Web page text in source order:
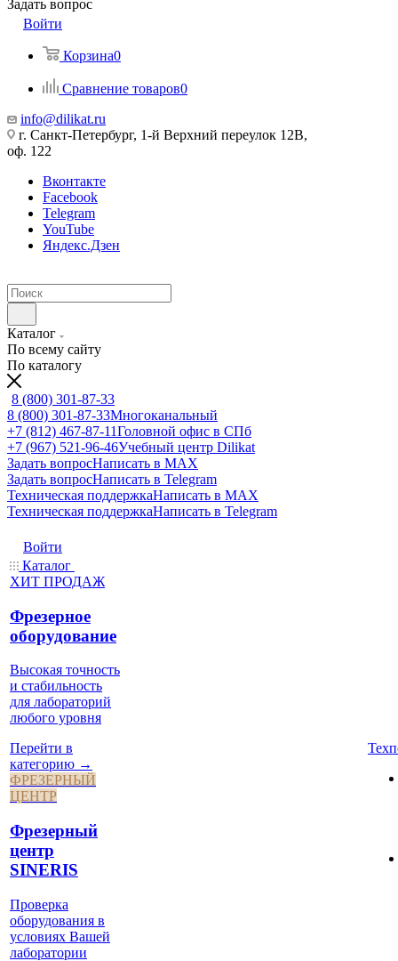
Задать вопрос
Войти
Корзина0
Сравнение товаров0
info@dilikat.ru
г. Санкт-Петербург, 1-й Верхний переулок 12В,
оф. 122
Вконтакте
Facebook
Telegram
YouTube
Яндекс.Дзен
Каталог
По всему сайту
По каталогу
8 (800) 301-87-33
8 (800) 301-87-33Многоканальный
+7 (812) 467-87-11Головной офис в СПб
+7 (967) 521-96-46Учебный центр Dilikat
Задать вопросНаписать в MAX
Задать вопросНаписать в Telegram
Техническая поддержкаНаписать в MAX
Техническая поддержкаНаписать в Telegram
Войти
Каталог
ХИТ ПРОДАЖ
Фрезерное
оборудование
Высокая точность
и стабильность
для лабораторий
любого уровня
Перейти в
категорию →
ФРЕЗЕРНЫЙ
ЦЕНТР
Фрезерный
центр
SINERIS
Проверка
оборудования в
условиях Вашей
лаборатории